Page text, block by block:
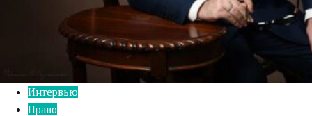
Интервью
Право